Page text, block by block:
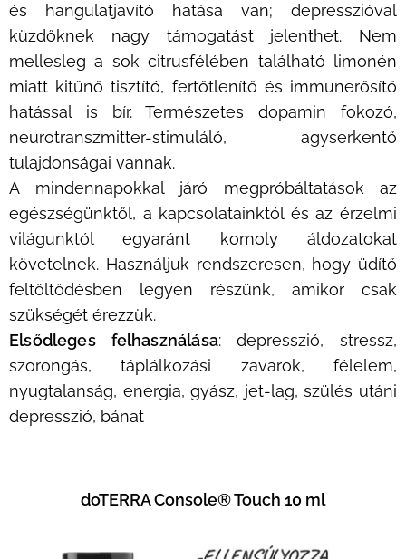
és hangulatjavító hatása van; depresszióval
küzdőknek nagy támogatást jelenthet. Nem
mellesleg a sok citrusfélében található limonén
miatt kitűnő tisztító, fertőtlenítő és immunerősítő
hatással is bír. Természetes dopamin fokozó,
neurotranszmitter-stimuláló, agyserkentő
tulajdonságai vannak.
A mindennapokkal járó megpróbáltatások az
egészségünktől, a kapcsolatainktól és az érzelmi
világunktól egyaránt komoly áldozatokat
követelnek. Használjuk rendszeresen, hogy üdítő
feltöltődésben legyen részünk, amikor csak
szükségét érezzük.
Elsődleges felhasználása: depresszió, stressz,
szorongás, táplálkozási zavarok, félelem,
nyugtalanság, energia, gyász, jet-lag, szülés utáni
depresszió, bánat
doTERRA Console® Touch 10 ml